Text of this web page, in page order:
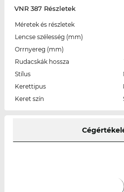
VNR 387 Részletek
Méretek és részletek
Lencse szélesség (mm)
Orrnyereg (mm)
Rudacskák hossza
Stílus
Kerettipus
Keret szín